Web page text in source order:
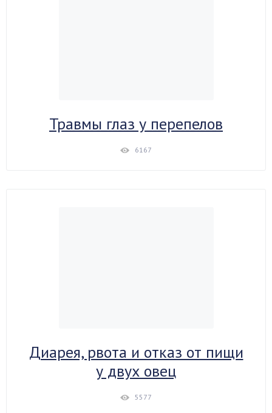
Травмы глаз у перепелов
6167
Диарея, рвота и отказ от пищи
у двух овец
5577